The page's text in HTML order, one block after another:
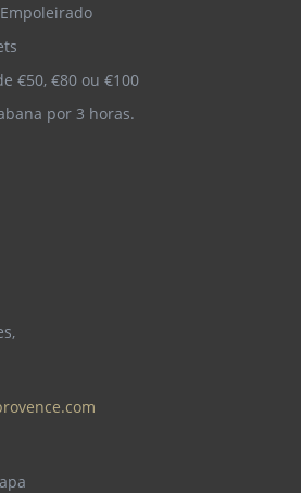
€50, €80 ou €100
por 3 horas.